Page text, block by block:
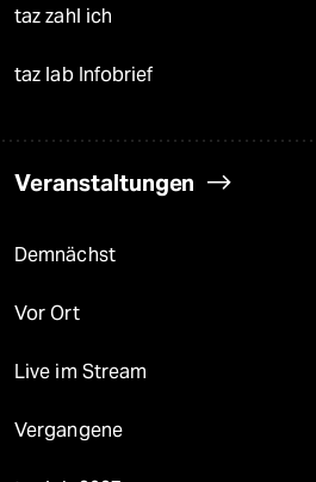
taz zahl ich
taz lab Infobrief
Veranstaltungen
Demnächst
Vor Ort
Live im Stream
Vergangene